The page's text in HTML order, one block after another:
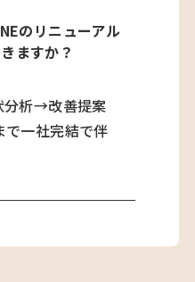
のリニューアル
ますか？
分析→改善提案
一社完結で伴